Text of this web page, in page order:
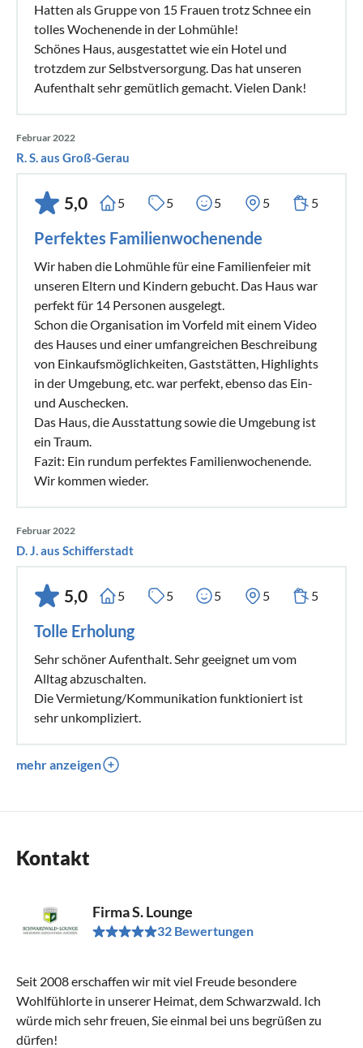
Hatten als Gruppe von 15 Frauen trotz Schnee ein
tolles Wochenende in der Lohmühle!
Schönes Haus, ausgestattet wie ein Hotel und
trotzdem zur Selbstversorgung. Das hat unseren
Aufenthalt sehr gemütlich gemacht. Vielen Dank!
Februar 2022
R. S. aus Groß-Gerau
5,0 5 5 5 5 5
Perfektes Familienwochenende
Wir haben die Lohmühle für eine Familienfeier mit
unseren Eltern und Kindern gebucht. Das Haus war
perfekt für 14 Personen ausgelegt.
Schon die Organisation im Vorfeld mit einem Video
des Hauses und einer umfangreichen Beschreibung
von Einkaufsmöglichkeiten, Gaststätten, Highlights
in der Umgebung, etc. war perfekt, ebenso das Ein-
und Auschecken.
Das Haus, die Ausstattung sowie die Umgebung ist
ein Traum.
Fazit: Ein rundum perfektes Familienwochenende.
Wir kommen wieder.
Februar 2022
D. J. aus Schifferstadt
5,0 5 5 5 5 5
Tolle Erholung
Sehr schöner Aufenthalt. Sehr geeignet um vom
Alltag abzuschalten.
Die Vermietung/Kommunikation funktioniert ist
sehr unkompliziert.
mehr anzeigen
Kontakt
Firma S. Lounge
32 Bewertungen
Seit 2008 erschaffen wir mit viel Freude besondere
Wohlfühlorte in unserer Heimat, dem Schwarzwald. Ich
würde mich sehr freuen, Sie einmal bei uns begrüßen zu
dürfen!